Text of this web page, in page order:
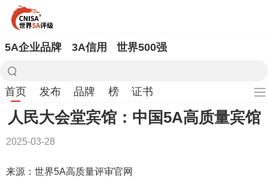
5A企业品牌 3A信用 世界500强
首页 发布 品牌 榜 证书
人民大会堂宾馆：中国5A高质量宾馆
2025-03-28
来源：世界5A高质量评审官网